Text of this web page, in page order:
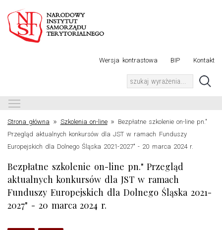
Wersja kontrastowa BIP Kontakt
Strona główna » Szkolenia on-line» Bezpłatne szkolenie on-line pn."
Przegląd aktualnych konkursów dla JST w ramach Funduszy
Europejskich dla Dolnego Śląska 2021-2027" - 20 marca 2024 r.
Bezpłatne szkolenie on-line pn." Przegląd
aktualnych konkursów dla JST w ramach
Funduszy Europejskich dla Dolnego Śląska 2021-
2027" - 20 marca 2024 r.